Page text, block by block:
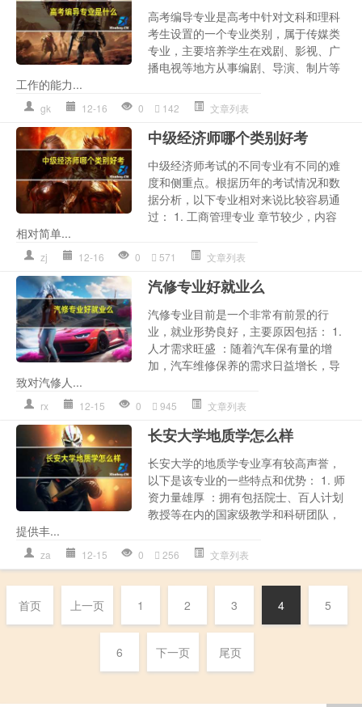
高考编导专业是高考中针对文科和理科
考生设置的一个专业类别，属于传媒类
专业，主要培养学生在戏剧、影视、广
播电视等地方从事编剧、导演、制片等
工作的能力...
gk 12-16 0 142 文章列表
中级经济师哪个类别好考
中级经济师考试的不同专业有不同的难
度和侧重点。根据历年的考试情况和数
据分析，以下专业相对来说比较容易通
过： 1. 工商管理专业 章节较少，内容
相对简单...
zj 12-16 0 571 文章列表
汽修专业好就业么
汽修专业目前是一个非常有前景的行
业，就业形势良好，主要原因包括： 1.
人才需求旺盛 ：随着汽车保有量的增
加，汽车维修保养的需求日益增长，导
致对汽修人...
rx 12-15 0 945 文章列表
长安大学地质学怎么样
长安大学的地质学专业享有较高声誉，
以下是该专业的一些特点和优势： 1. 师
资力量雄厚 ：拥有包括院士、百人计划
教授等在内的国家级教学和科研团队，
提供丰...
za 12-15 0 256 文章列表
首页 上一页 1 2 3 4 5
6 下一页 尾页